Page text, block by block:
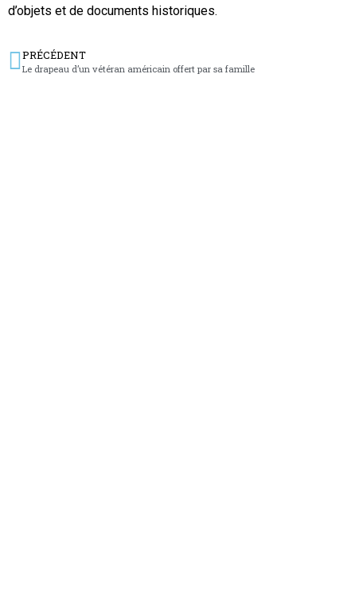
d’objets et de documents historiques.
PRÉCÉDENT
Le drapeau d’un vétéran américain offert par sa famille